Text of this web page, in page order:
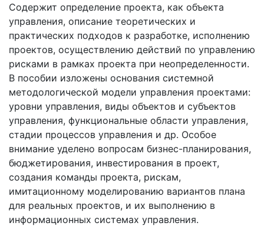
Содержит определение проекта, как объекта
управления, описание теоретических и
практических подходов к разработке, исполнению
проектов, осуществлению действий по управлению
рисками в рамках проекта при неопределенности.
В пособии изложены основания системной
методологической модели управления проектами:
уровни управления, виды объектов и субъектов
управления, функциональные области управления,
стадии процессов управления и др. Особое
внимание уделено вопросам бизнес-планирования,
бюджетирования, инвестирования в проект,
создания команды проекта, рискам,
имитационному моделированию вариантов плана
для реальных проектов, и их выполнению в
информационных системах управления.